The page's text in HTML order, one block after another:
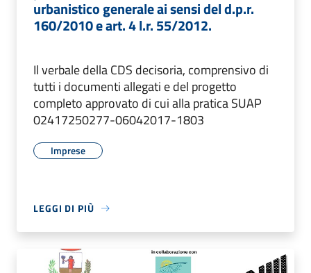
urbanistico generale ai sensi del d.p.r.
160/2010 e art. 4 l.r. 55/2012.
Il verbale della CDS decisoria, comprensivo di
tutti i documenti allegati e del progetto
completo approvato di cui alla pratica SUAP
02417250277-06042017-1803
Imprese
LEGGI DI PIÙ